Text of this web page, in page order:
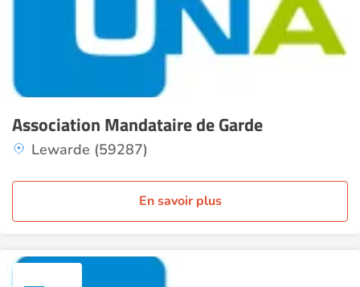
Association Mandataire de Garde
Lewarde (59287)
En savoir plus